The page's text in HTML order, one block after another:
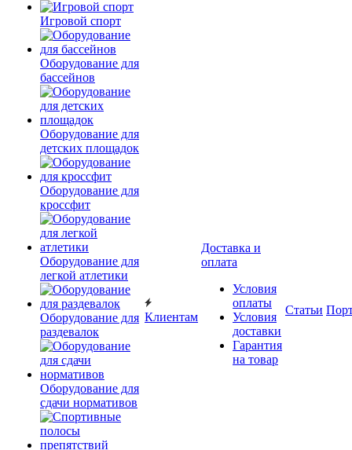
Игровой спорт
Оборудование для
бассейнов
Оборудование для
детских площадок
Оборудование для
кроссфит
Оборудование для
легкой атлетики
Оборудование для
раздевалок
Оборудование для
сдачи нормативов
Клиентам
Доставка и
оплата
Условия
оплаты
Условия
доставки
Гарантия
на товар
Статьи